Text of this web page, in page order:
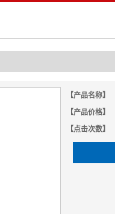
【产品名称】
【产品价格】
【点击次数】